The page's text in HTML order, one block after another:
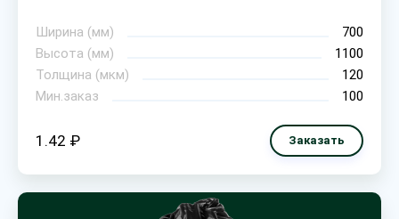
Ширина (мм)
700
Высота (мм)
1100
Толщина (мкм)
120
Мин.заказ
100
1.42 ₽ Заказать